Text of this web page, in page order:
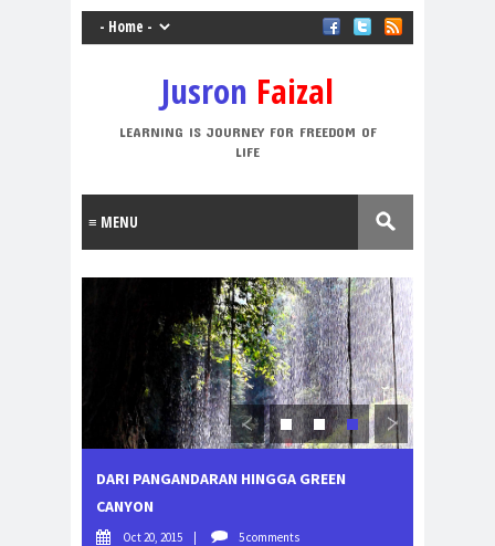
Jusron Faizal
LEARNING IS JOURNEY FOR FREEDOM OF
LIFE
DARI PANGANDARAN HINGGA GREEN
CANYON
Oct 20, 2015 | 5 comments